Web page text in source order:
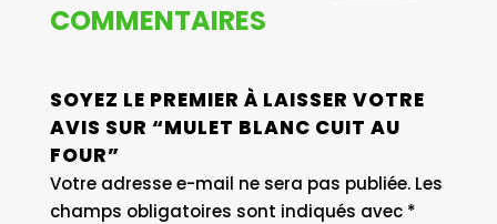
COMMENTAIRES
SOYEZ LE PREMIER À LAISSER VOTRE
AVIS SUR “MULET BLANC CUIT AU
FOUR”
Votre adresse e-mail ne sera pas publiée. Les
champs obligatoires sont indiqués avec *